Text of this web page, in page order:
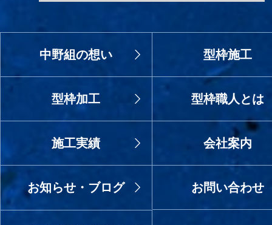
中野組の想い 型枠施工
型枠加工 型枠職人とは
施工実績 会社案内
お知らせ・ブログ お問い合わせ